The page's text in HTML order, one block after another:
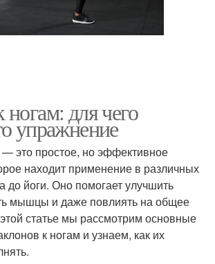
для чего
упражнение
это простое, но эффективное
находит применение в различных
до йоги. Оно помогает улучшить
мышцы и даже повлиять на общее
статье мы рассмотрим основные
к ногам и узнаем, как их